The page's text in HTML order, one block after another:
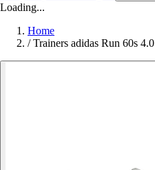
Loading...
Home
/ Trainers adidas Run 60s 4.0